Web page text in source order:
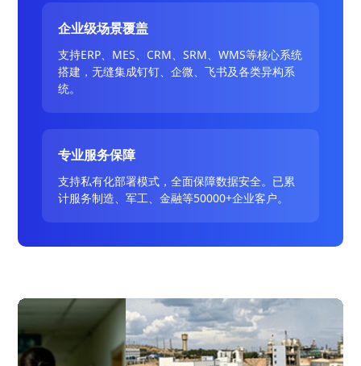
企业级场景覆盖
支持ERP、MES、CRM、SRM、WMS等核心系统
搭建，无缝集成钉钉、企微、飞书及各类异构系
统。
专业服务保障
支持私有化部署模式，全面保障数据安全。已累
计服务制造、军工、金融等50000+企业客户。